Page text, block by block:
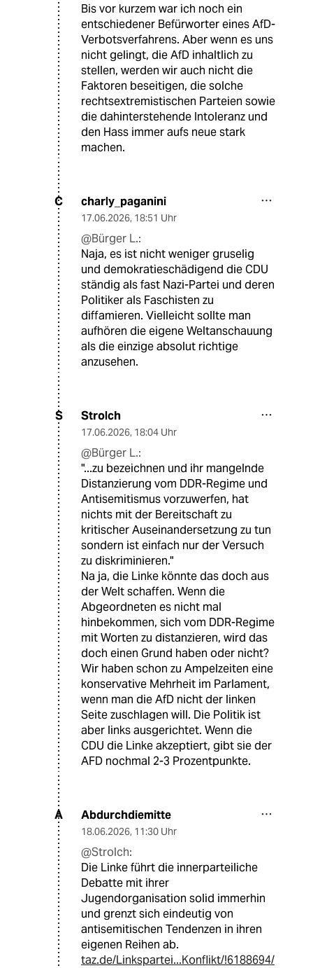
Bis vor kurzem war ich noch ein
entschiedener Befürworter eines AfD-
Verbotsverfahrens. Aber wenn es uns
nicht gelingt, die AfD inhaltlich zu
stellen, werden wir auch nicht die
Faktoren beseitigen, die solche
rechtsextremistischen Parteien sowie
die dahinterstehende Intoleranz und
den Hass immer aufs neue stark
machen.
C charly_paganini
17.06.2026, 18:51 Uhr
@Bürger L.:
Naja, es ist nicht weniger gruselig
und demokratieschädigend die CDU
ständig als fast Nazi-Partei und deren
Politiker als Faschisten zu
diffamieren. Vielleicht sollte man
aufhören die eigene Weltanschauung
als die einzige absolut richtige
anzusehen.
S Strolch
17.06.2026, 18:04 Uhr
@Bürger L.:
"...zu bezeichnen und ihr mangelnde
Distanzierung vom DDR-Regime und
Antisemitismus vorzuwerfen, hat
nichts mit der Bereitschaft zu
kritischer Auseinandersetzung zu tun
sondern ist einfach nur der Versuch
zu diskriminieren."
Na ja, die Linke könnte das doch aus
der Welt schaffen. Wenn die
Abgeordneten es nicht mal
hinbekommen, sich vom DDR-Regime
mit Worten zu distanzieren, wird das
doch einen Grund haben oder nicht?
Wir haben schon zu Ampelzeiten eine
konservative Mehrheit im Parlament,
wenn man die AfD nicht der linken
Seite zuschlagen will. Die Politik ist
aber links ausgerichtet. Wenn die
CDU die Linke akzeptiert, gibt sie der
AFD nochmal 2-3 Prozentpunkte.
A Abdurchdiemitte
18.06.2026, 11:30 Uhr
@Strolch:
Die Linke führt die innerparteiliche
Debatte mit ihrer
Jugendorganisation solid immerhin
und grenzt sich eindeutig von
antisemitischen Tendenzen in ihren
eigenen Reihen ab.
taz.de/Linkspartei...Konflikt/!6188694/